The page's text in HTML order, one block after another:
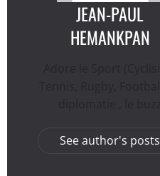
JEAN-PAUL
HEMANKPAN
See author's posts